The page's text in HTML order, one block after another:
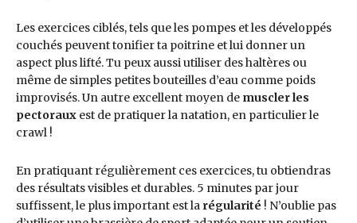
Les exercices ciblés, tels que les pompes et les développés
couchés peuvent tonifier ta poitrine et lui donner un
aspect plus lifté. Tu peux aussi utiliser des haltères ou
même de simples petites bouteilles d’eau comme poids
improvisés. Un autre excellent moyen de muscler les
pectoraux est de pratiquer la natation, en particulier le
crawl !
En pratiquant régulièrement ces exercices, tu obtiendras
des résultats visibles et durables. 5 minutes par jour
suffissent, le plus important est la régularité ! N’oublie pas